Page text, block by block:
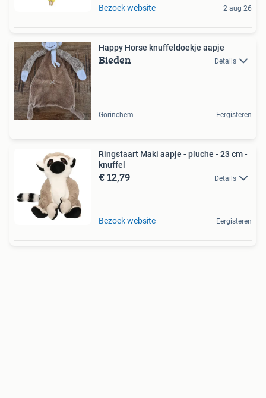
Bezoek website 2 aug 26
Happy Horse knuffeldoekje aapje
Bieden Details
Gorinchem Eergisteren
Ringstaart Maki aapje - pluche - 23 cm -
knuffel
€ 12,79 Details
Bezoek website Eergisteren